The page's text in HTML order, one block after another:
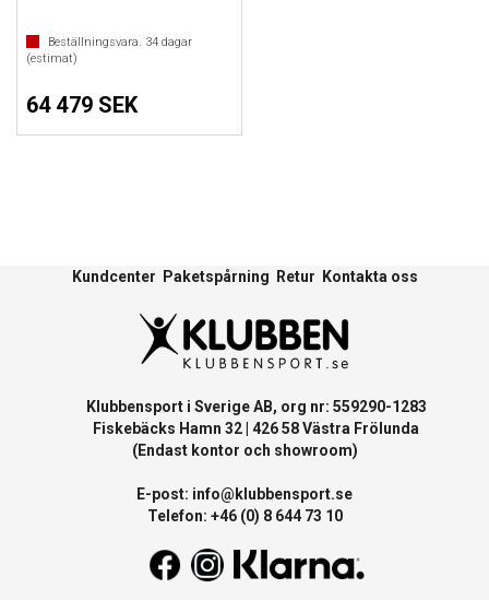
Beställningsvara. 34 dagar
(estimat)
64 479 SEK
Kundcenter Paketspårning Retur Kontakta oss
Klubbensport i Sverige AB, org nr: 559290-1283
Fiskebäcks Hamn 32 | 426 58 Västra Frölunda
(Endast kontor och showroom)
E-post: info@klubbensport.se
Telefon: +46 (0) 8 644 73 10